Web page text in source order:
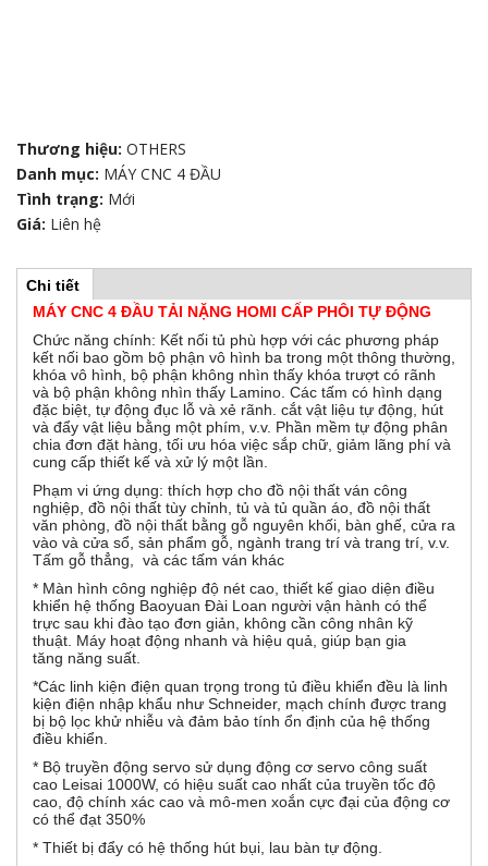
Thương hiệu: OTHERS
Danh mục: MÁY CNC 4 ĐẦU
Tình trạng: Mới
Giá: Liên hệ
H
o
o
n
a
G
Chi tiết
t
a
b
h
o
ạ
t
đ
ộ
n
)
MÁY CNC 4 ĐẦU TẢI NẶNG HOMI CẤP PHÔI TỰ ĐỘNG
Chức năng chính: Kết nối tủ phù hợp với các phương pháp
kết nối bao gồm bộ phận vô hình ba trong một thông thường,
khóa vô hình, bộ phận không nhìn thấy khóa trượt có rãnh
và bộ phận không nhìn thấy Lamino. Các tấm có hình dạng
đặc biệt, tự động đục lỗ và xẻ rãnh. cắt vật liệu tự động, hút
và đẩy vật liệu bằng một phím, v.v. Phần mềm tự động phân
chia đơn đặt hàng, tối ưu hóa việc sắp chữ, giảm lãng phí và
cung cấp thiết kế và xử lý một lần.
Phạm vi ứng dụng: thích hợp cho đồ nội thất ván công
nghiệp, đồ nội thất tùy chỉnh, tủ và tủ quần áo, đồ nội thất
văn phòng, đồ nội thất bằng gỗ nguyên khối, bàn ghế, cửa ra
vào và cửa sổ, sản phẩm gỗ, ngành trang trí và trang trí, v.v.
Tấm gỗ thẳng, và các tấm ván khác
* Màn hình công nghiệp độ nét cao, thiết kế giao diện điều
khiển hệ thống Baoyuan Đài Loan người vận hành có thể
trực sau khi đào tạo đơn giản, không cần công nhân kỹ
thuật. Máy hoạt động nhanh và hiệu quả, giúp bạn gia
tăng năng suất.
*Các linh kiện điện quan trọng trong tủ điều khiển đều là linh
kiện điện nhập khẩu như Schneider, mạch chính được trang
bị bộ lọc khử nhiễu và đảm bảo tính ổn định của hệ thống
điều khiển.
* Bộ truyền động servo sử dụng động cơ servo công suất
cao Leisai 1000W, có hiệu suất cao nhất của truyền tốc độ
cao, độ chính xác cao và mô-men xoắn cực đại của động cơ
có thể đạt 350%
* Thiết bị đẩy có hệ thống hút bụi, lau bàn tự động.